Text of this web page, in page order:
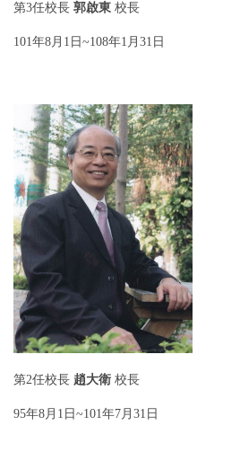
第3任校長 郭啟東 校長
101年8月1日~108年1月31日
第2任校長 趙大衛 校長
95年8月1日~101年7月31日